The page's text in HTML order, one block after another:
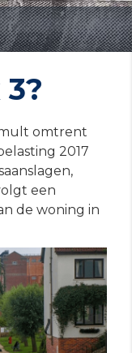
omtrent
2017
een
de woning in